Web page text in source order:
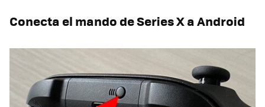
Conecta el mando de Series X a Android